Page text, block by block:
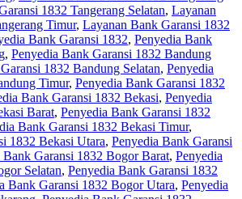
1832 Tangerang Selatan, Layanan
Timur, Layanan Bank Garansi 1832
Bank Garansi 1832, Penyedia Bank
, Penyedia Bank Garansi 1832 Bandung
1832 Bandung Selatan, Penyedia
Timur, Penyedia Bank Garansi 1832
Bank Garansi 1832 Bekasi, Penyedia
Barat, Penyedia Bank Garansi 1832
Bank Garansi 1832 Bekasi Timur,
1832 Bekasi Utara, Penyedia Bank Garansi
Bank Garansi 1832 Bogor Barat, Penyedia
Selatan, Penyedia Bank Garansi 1832
Bank Garansi 1832 Bogor Utara, Penyedia